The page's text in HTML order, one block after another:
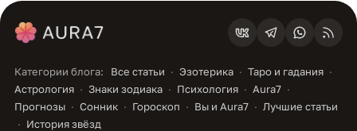
Категории блога: Все статьи Эзотерика
Таро и гадания
Астрология
Знаки зодиака Психология
Aura7
Прогнозы
Сонник Гороскоп Вы и Aura7
Лучшие статьи
История звёзд